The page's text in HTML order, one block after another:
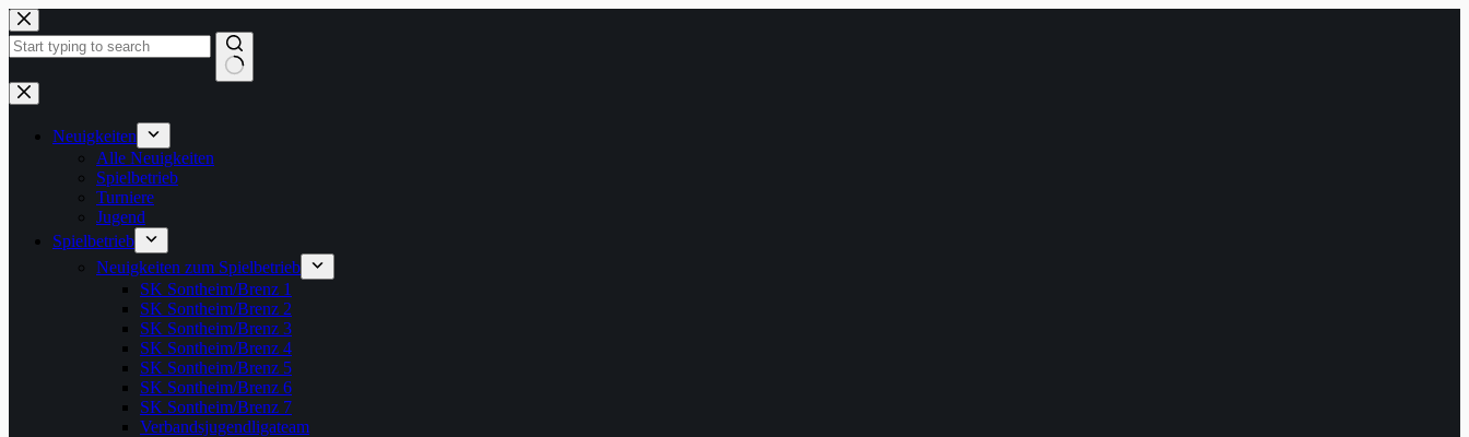
Zum
Inhalt
springen
Keine
Ergebnisse
Neuigkeiten
Alle Neuigkeiten
Spielbetrieb
Turniere
Jugend
Spielbetrieb
Neuigkeiten zum Spielbetrieb
SK Sontheim/Brenz 1
SK Sontheim/Brenz 2
SK Sontheim/Brenz 3
SK Sontheim/Brenz 4
SK Sontheim/Brenz 5
SK Sontheim/Brenz 6
SK Sontheim/Brenz 7
Verbandsjugendligateam